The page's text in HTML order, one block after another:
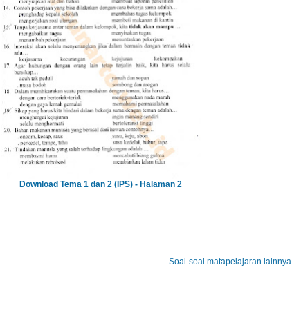
Download Tema 1 dan 2 (IPS) - Halaman 2
Soal-soal matapelajaran lainnya